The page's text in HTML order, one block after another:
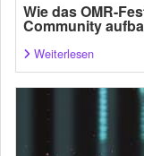
Wie das OMR-
Community
Weiterlesen